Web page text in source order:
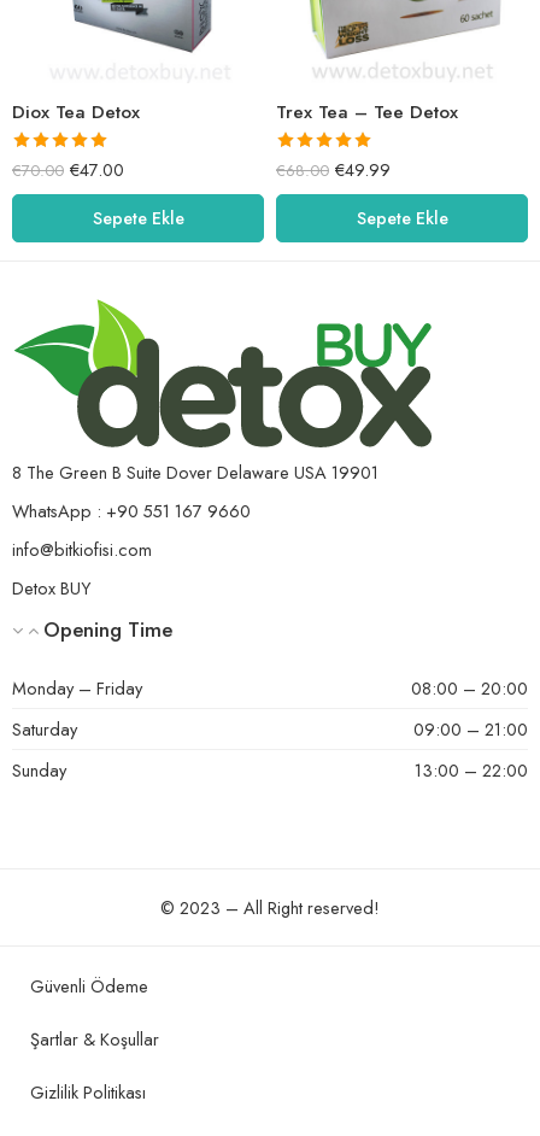
Diox Tea Detox
5 üzerinden
5.00oy aldı
€70.00 €47.00
Sepete Ekle
Trex Tea – Tee Detox
5 üzerinden
5.00oy aldı
€68.00 €49.99
Sepete Ekle
8 The Green B Suite Dover Delaware USA 19901
WhatsApp : +90 551 167 9660
info@bitkiofisi.com
Detox BUY
Opening Time
Monday – Friday
08:00 – 20:00
Saturday
09:00 – 21:00
Sunday
13:00 – 22:00
© 2023 – All Right reserved!
Güvenli Ödeme
Şartlar & Koşullar
Gizlilik Politikası